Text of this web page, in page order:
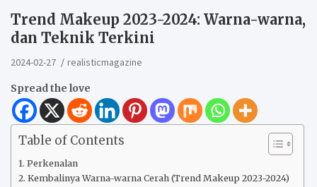
Trend Makeup 2023-2024: Warna-warna,
dan Teknik Terkini
2024-02-27 realisticmagazine
Spread the love
Table of Contents
Perkenalan
Kembalinya Warna-warna Cerah (Trend Makeup 2023-2024)